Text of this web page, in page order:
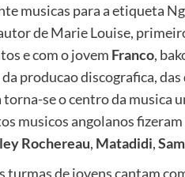
musicas para a etiqueta
de Marie Louise,
e com o jovem Franco,
producao discografica, das
se o centro da musica
musicos angolanos
Rochereau, Matadidi,
turmas de jovens cantam